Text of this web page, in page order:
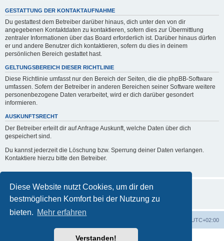
Diese Website nutzt Cookies, um dir den
bestmöglichen Komfort bei der Nutzung zu
bieten. Mehr erfahren
Verstanden!
GESTATTUNG DER KONTAKTAUFNAHME
Du gestattest dem Betreiber darüber hinaus, dich unter den von dir
angegebenen Kontaktdaten zu kontaktieren, sofern dies zur Übermittlung
zentraler Informationen über das Board erforderlich ist. Darüber hinaus dürfen
er und andere Benutzer dich kontaktieren, sofern du dies in deinem
persönlichen Bereich gestattet hast.
GELTUNGSBEREICH DIESER RICHTLINIE
Diese Richtlinie umfasst nur den Bereich der Seiten, die die phpBB-Software
umfassen. Sofern der Betreiber in anderen Bereichen seiner Software weitere
personenbezogene Daten verarbeitet, wird er dich darüber gesondert
informieren.
AUSKUNFTSRECHT
Der Betreiber erteilt dir auf Anfrage Auskunft, welche Daten über dich
gespeichert sind.
Du kannst jederzeit die Löschung bzw. Sperrung deiner Daten verlangen.
Kontaktiere hierzu bitte den Betreiber.
UTC+02:00
Powered byphpBB® Forum Software © phpBB Limited